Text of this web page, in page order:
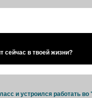
сейчас в твоей жизни?
и устроился работать во